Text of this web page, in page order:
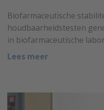
Biofarmaceutische
houdbaarheidstesten
in biofarmaceutische
Lees meer